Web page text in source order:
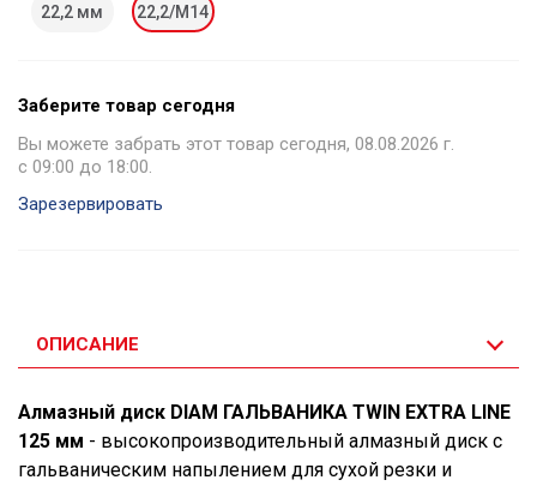
22,2 мм 22,2/М14
Заберите товар сегодня
Вы можете забрать этот товар сегодня, 08.08.2026 г.
с 09:00 до 18:00.
Зарезервировать
ОПИСАНИЕ
Алмазный диск DIAM ГАЛЬВАНИКА TWIN EXTRA LINE
125 мм - высокопроизводительный алмазный диск с
гальваническим напылением для сухой резки и